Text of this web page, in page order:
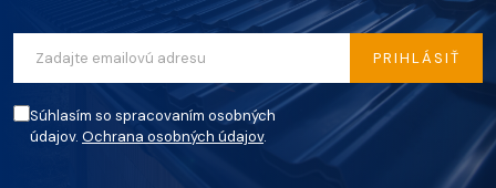
Súhlasím so spracovaním osobných
údajov. Ochrana osobných údajov.
PRIHLÁSIŤ